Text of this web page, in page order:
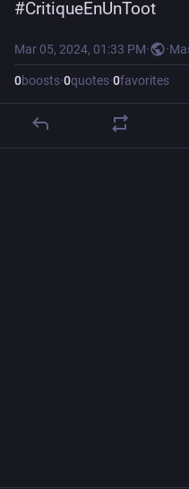
#CritiqueEnUnToot
Mar 05, 2024, 01:33 PM· ·
0boosts·0quotes·0favorites